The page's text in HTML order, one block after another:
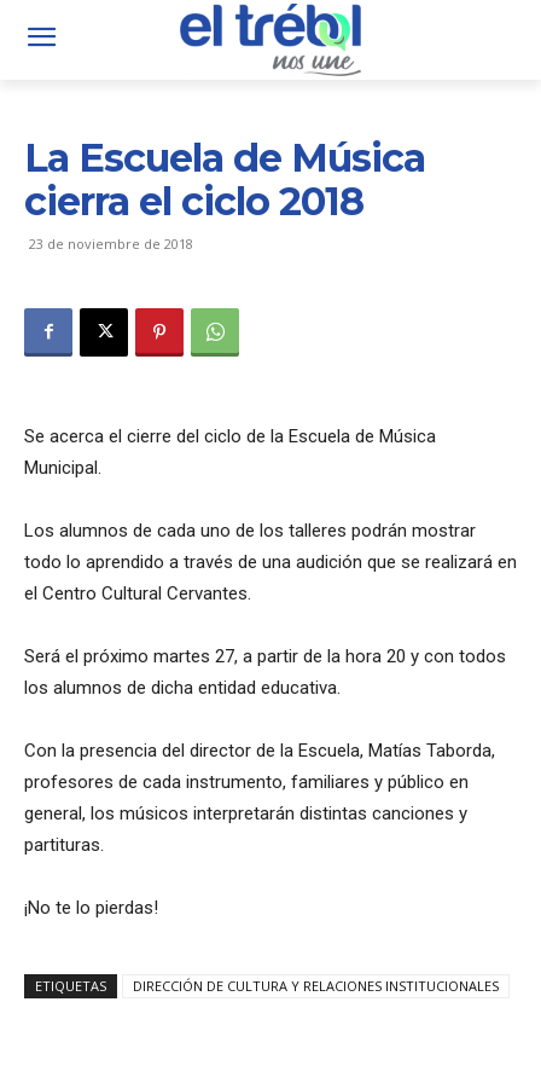
La Escuela de Música
cierra el ciclo 2018
23 de noviembre de 2018
Se acerca el cierre del ciclo de la Escuela de Música
Municipal.
Los alumnos de cada uno de los talleres podrán mostrar
todo lo aprendido a través de una audición que se realizará en
el Centro Cultural Cervantes.
Será el próximo martes 27, a partir de la hora 20 y con todos
los alumnos de dicha entidad educativa.
Con la presencia del director de la Escuela, Matías Taborda,
profesores de cada instrumento, familiares y público en
general, los músicos interpretarán distintas canciones y
partituras.
¡No te lo pierdas!
ETIQUETAS DIRECCIÓN DE CULTURA Y RELACIONES INSTITUCIONALES